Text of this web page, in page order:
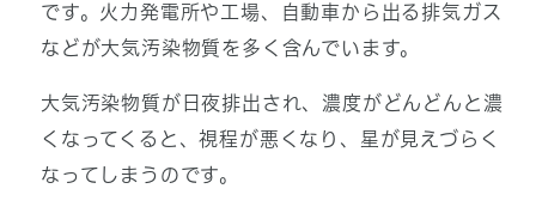
です。火力発電所や工場、自動車から出る排気ガス
などが大気汚染物質を多く含んでいます。
大気汚染物質が日夜排出され、濃度がどんどんと濃
くなってくると、視程が悪くなり、星が見えづらく
なってしまうのです。